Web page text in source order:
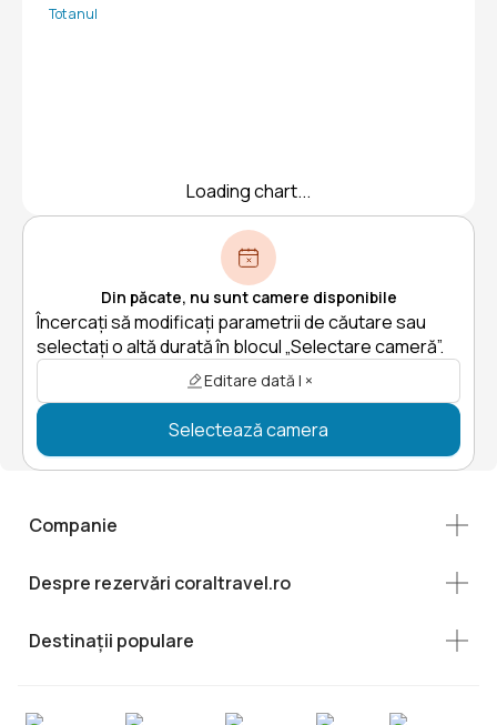
Tot anul
Loading chart...
Din păcate, nu sunt camere disponibile
Încercați să modificați parametrii de căutare sau
selectați o altă durată în blocul „Selectare cameră”.
Editare dată | ×
Selectează camera
Companie
Despre rezervări coraltravel.ro
Destinații populare